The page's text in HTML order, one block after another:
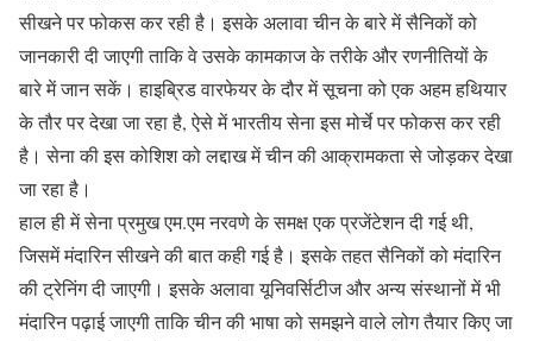
सीखने पर फोकस कर रही है। इसके अलावा चीन के बारे में सैनिकों को
जानकारी दी जाएगी ताकि वे उसके कामकाज के तरीके और रणनीतियों के
बारे में जान सकें। हाइब्रिड वारफेयर के दौर में सूचना को एक अहम हथियार
के तौर पर देखा जा रहा है, ऐसे में भारतीय सेना इस मोर्चे पर फोकस कर रही
है। सेना की इस कोशिश को लद्दाख में चीन की आक्रामकता से जोड़कर देखा
जा रहा है।
हाल ही में सेना प्रमुख एम.एम नरवणे के समक्ष एक प्रजेंटेशन दी गई थी,
जिसमें मंदारिन सीखने की बात कही गई है। इसके तहत सैनिकों को मंदारिन
की ट्रेनिंग दी जाएगी। इसके अलावा यूनिवर्सिटीज और अन्य संस्थानों में भी
मंदारिन पढ़ाई जाएगी ताकि चीन की भाषा को समझने वाले लोग तैयार किए जा